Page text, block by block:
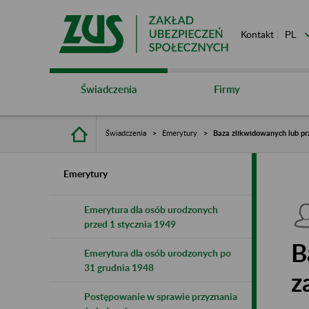
Kontakt
Świadczenia Firmy
Świadczenia Emerytury Baza zlikwidowanych lub
Emerytury
Emerytura dla osób urodzonych
przed 1 stycznia 1949
Emerytura dla osób urodzonych po
31 grudnia 1948
Postępowanie w sprawie przyznania